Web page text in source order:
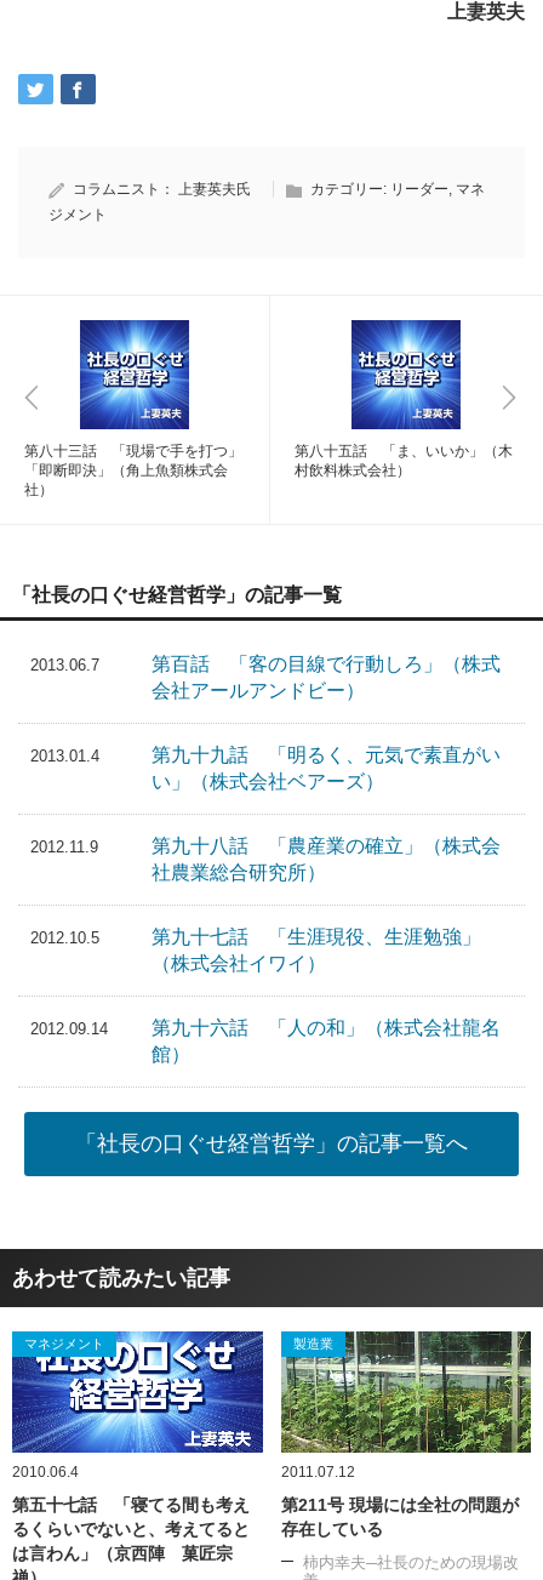
上妻英夫
コラムニスト： 上妻英夫氏 カテゴリー: リーダー, マネ
ジメント
第八十三話 「現場で手を打つ」
「即断即決」（角上魚類株式会
社）
第八十五話 「ま、いいか」（木
村飲料株式会社）
「社長の口ぐせ経営哲学」の記事一覧
2013.06.7
第百話 「客の目線で行動しろ」（株式
会社アールアンドビー）
2013.01.4
第九十九話 「明るく、元気で素直がい
い」（株式会社ベアーズ）
2012.11.9
第九十八話 「農産業の確立」（株式会
社農業総合研究所）
2012.10.5
第九十七話 「生涯現役、生涯勉強」
（株式会社イワイ）
2012.09.14
第九十六話 「人の和」（株式会社龍名
館）
「社長の口ぐせ経営哲学」の記事一覧へ
あわせて読みたい記事
マネジメント
2010.06.4
第五十七話 「寝てる間も考え
るくらいでないと、考えてると
は言わん」（京西陣 菓匠宗
製造業
2011.07.12
第211号 現場には全社の問題が
存在している
柿内幸夫─社長のための現場改